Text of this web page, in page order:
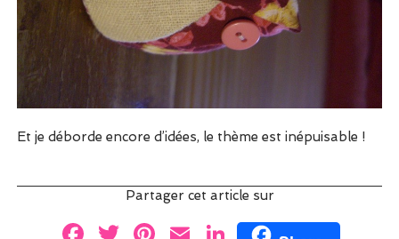
Et je déborde encore d’idées, le thème est inépuisable !
Partager cet article sur